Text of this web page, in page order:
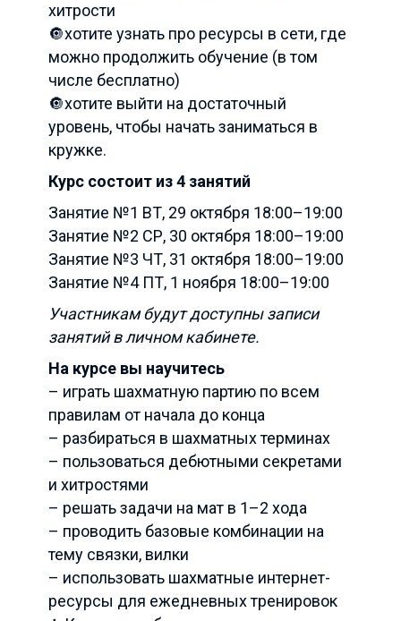
хитрости
🔘хотите узнать про ресурсы в сети, где
можно продолжить обучение (в том
числе бесплатно)
🔘хотите выйти на достаточный
уровень, чтобы начать заниматься в
кружке.
Курс состоит из 4 занятий
Занятие №1 ВТ, 29 октября 18:00–19:00
Занятие №2 СР, 30 октября 18:00–19:00
Занятие №3 ЧТ, 31 октября 18:00–19:00
Занятие №4 ПТ, 1 ноября 18:00–19:00
Участникам будут доступны записи
занятий в личном кабинете.
На курсе вы научитесь
– играть шахматную партию по всем
правилам от начала до конца
– разбираться в шахматных терминах
– пользоваться дебютными секретами
и хитростями
– решать задачи на мат в 1–2 хода
– проводить базовые комбинации на
тему связки, вилки
– использовать шахматные интернет-
ресурсы для ежедневных тренировок